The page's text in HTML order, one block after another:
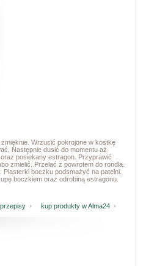
Wrzucić pokrojone w kostkę
Następnie dusić do momentu aż
posiekany estragon. Przyprawić
zmielić. Przelać z powrotem do rondla.
boczku podsmażyć na patelni.
boczkiem oraz odrobiną estragonu.
kup produkty w Alma24